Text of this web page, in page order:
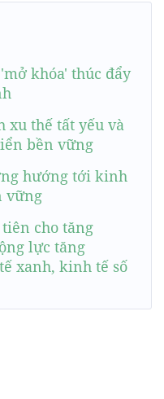
khóa' thúc đẩy
xu thế tất yếu và
bền vững
hướng tới kinh
vững
cho tăng
lực tăng
xanh, kinh tế số